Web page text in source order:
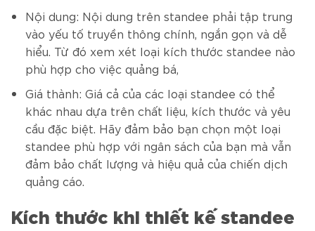
Nội dung: Nội dung trên standee phải tập trung
vào yếu tố truyền thông chính, ngắn gọn và dễ
hiểu. Từ đó xem xét loại kích thước standee nào
phù hợp cho việc quảng bá,
Giá thành: Giá cả của các loại standee có thể
khác nhau dựa trên chất liệu, kích thước và yêu
cầu đặc biệt. Hãy đảm bảo bạn chọn một loại
standee phù hợp với ngân sách của bạn mà vẫn
đảm bảo chất lượng và hiệu quả của chiến dịch
quảng cáo.
Kích thước khi thiết kế standee